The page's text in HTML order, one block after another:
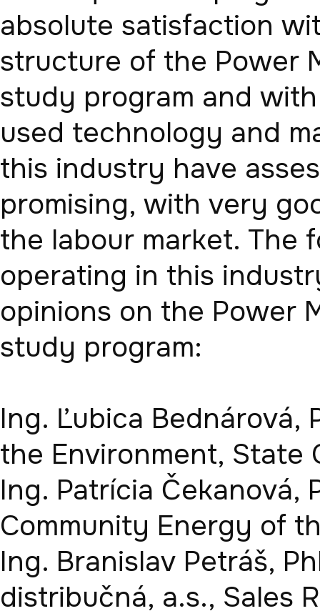
absolute satisfaction
structure of the Power
study program and
used technology and
this industry have
promising, with very
the labour market. The
operating in this
opinions on the Power
study program:
Ing. Ľubica Bednárová,
the Environment, State
Ing. Patrícia Čekanová,
Community Energy of
Ing. Branislav Petráš,
distribučná, a.s., Sales